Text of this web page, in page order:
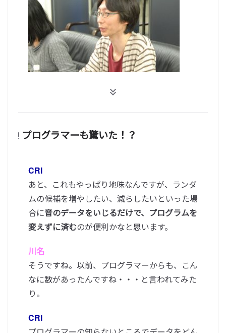
プログラマーも驚いた！？
CRI
あと、これもやっぱり地味なんですが、ランダ
ムの候補を増やしたい、減らしたいといった場
合に音のデータをいじるだけで、プログラムを
変えずに済むのが便利かなと思います。
川名
そうですね。以前、プログラマーからも、こん
なに数があったんですね・・・と言われてみた
り。
CRI